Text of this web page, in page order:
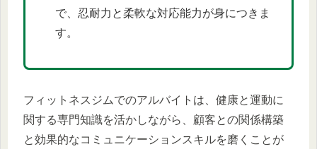
で、忍耐力と柔軟な対応能力が身につきま
す。
フィットネスジムでのアルバイトは、健康と運動に
関する専門知識を活かしながら、顧客との関係構築
と効果的なコミュニケーションスキルを磨くことが